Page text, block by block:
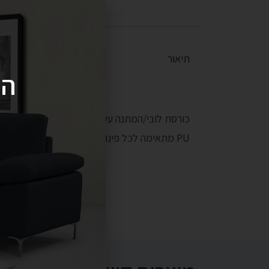
תיאור
כורסת לובי/המתנה עשויה דמוי עור
רך ונעים
מתאימה לכל פינה בבית ובמשרד. ריפוד PU